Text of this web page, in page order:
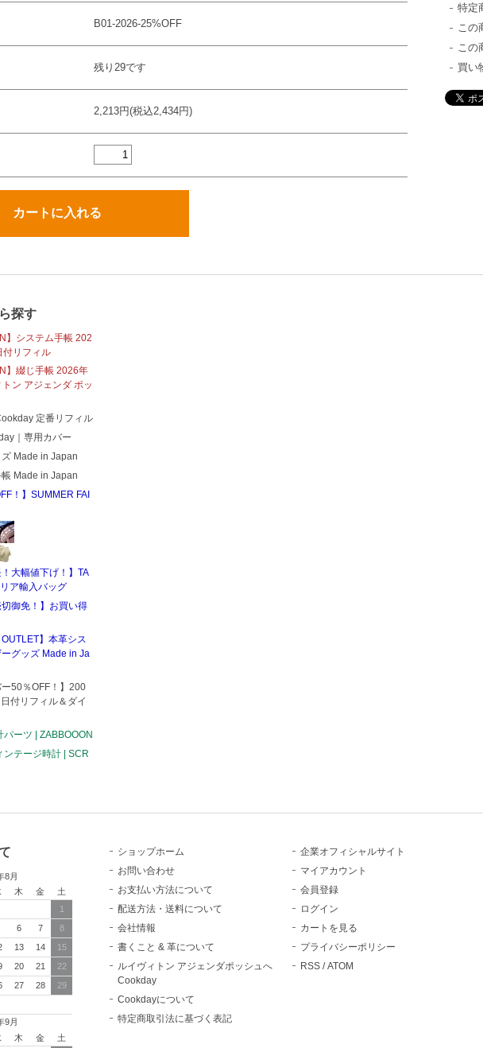
B01-2026-25%OFF
残り29です
2,213円(税込2,434円)
特定
この
この
買い
探す
】システム手帳 202
付リフィル
】綴じ手帳 2026年
ン アジェンダ ポッ
定番リフィル
｜専用カバー
Made in Japan
Made in Japan
！】SUMMER FAI
！大幅値下げ！】TA
ア輸入バッグ
切御免！】お買い得
OUTLET】本革シス
グッズ Made in Ja
ー50％OFF！】200
付リフィル＆ダイ
パーツ | ZABBOOON
ンテージ時計 | SCR
8月
木 金
土
1
6 7
8
13 14
15
20 21
22
27 28
29
9月
木 金 土
ショップホーム
お問い合わせ
お支払い方法について
配送方法・送料について
会社情報
書くこと & 革について
ルイヴィトン アジェンダポッシュへ
Cookday
Cookdayについて
特定商取引法に基づく表記
企業オフィシャルサイト
マイアカウント
会員登録
ログイン
カートを見る
プライバシーポリシー
RSS /ATOM